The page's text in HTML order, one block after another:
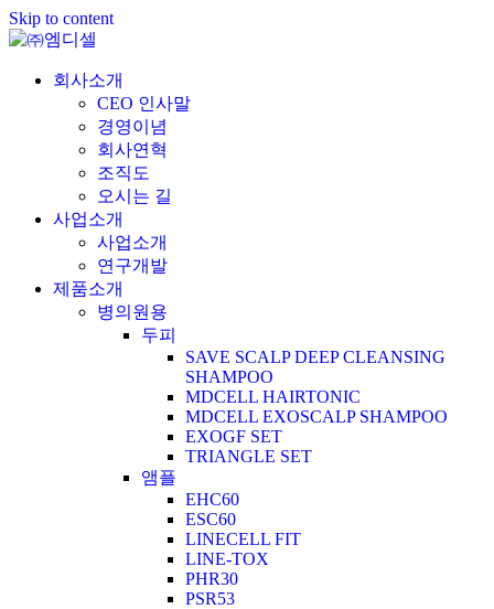
Skip to content
회사소개
CEO 인사말
경영이념
회사연혁
조직도
오시는 길
사업소개
사업소개
연구개발
제품소개
병의원용
두피
SAVE SCALP DEEP CLEANSING
SHAMPOO
MDCELL HAIRTONIC
MDCELL EXOSCALP SHAMPOO
EXOGF SET
TRIANGLE SET
앰플
EHC60
ESC60
LINECELL FIT
LINE-TOX
PHR30
PSR53